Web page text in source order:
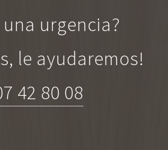
una urgencia?
le ayudaremos!
42 80 08